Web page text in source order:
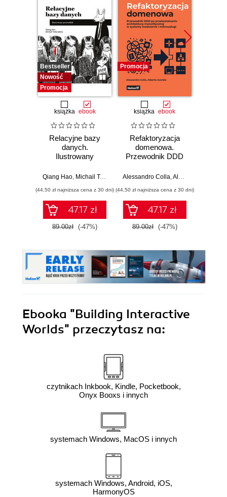
Bestseller
Nowość
Promocja
książka ebook
Relacyjne bazy
danych.
Ilustrowany
Qiang Hao, Michail Tsikerdekis
(44,50 zł najniższa cena z 30 dni)
47.17 zł
89.00zł (-47%)
Promocja
książka ebook
Refaktoryzacja
domenowa.
Przewodnik DDD
architektury
systemy
modularne i
mikrousługi
Alessandro Colla,Alberto Acerbis
(44,50 zł najniższa cena z 30 dni)
47.17 zł
89.00zł (-47%)
Ebooka "Building Interactive
Worlds" przeczytasz na:
czytnikach Inkbook, Kindle, Pocketbook,
Onyx Booxs i innych
systemach Windows, MacOS i innych
systemach Windows, Android, iOS,
HarmonyOS